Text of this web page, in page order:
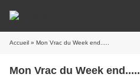
Accueil » Mon Vrac du Week end.....
Mon Vrac du Week end.....